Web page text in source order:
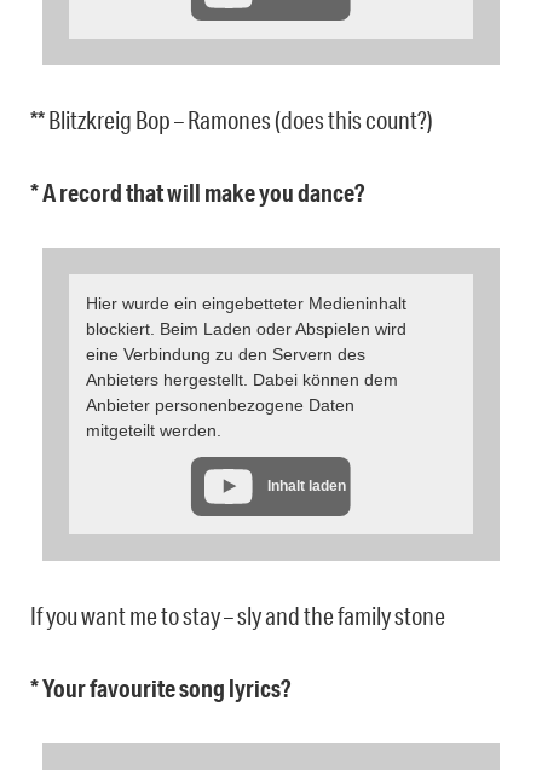
** Blitzkreig Bop – Ramones (does this count?)
* A record that will make you dance?
Hier wurde ein eingebetteter Medieninhalt
blockiert. Beim Laden oder Abspielen wird
eine Verbindung zu den Servern des
Anbieters hergestellt. Dabei können dem
Anbieter personenbezogene Daten
mitgeteilt werden.
Inhalt laden
If you want me to stay – sly and the family stone
* Your favourite song lyrics?